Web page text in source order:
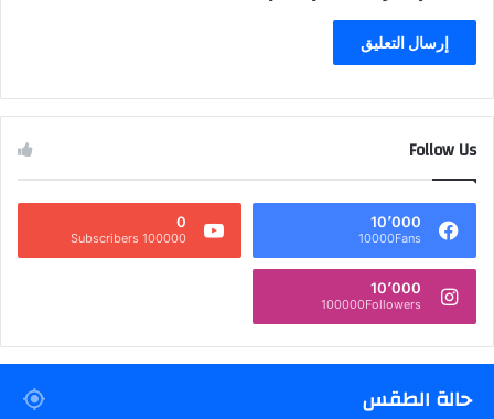
Follow Us
10٬000
10000Fans
0
100000 Subscribers
10٬000
100000Followers
حالة الطقس